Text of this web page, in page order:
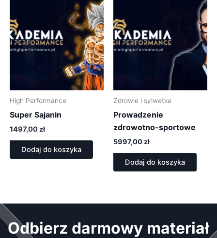
High Performance
Super Sajanin
1497,00 zł
Dodaj do koszyka
Zdrowie i sylwetka
Prowadzenie
zdrowotno-sportowe
5997,00 zł
Dodaj do koszyka
Odbierz darmowy materiał